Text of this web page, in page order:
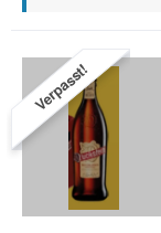
Verpasst!